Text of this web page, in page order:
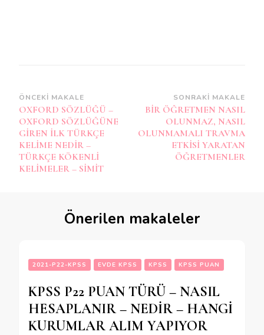
Yazı
dolaşımı
ÖNCEKI MAKALE
OXFORD SÖZLÜĞÜ –
OXFORD SÖZLÜĞÜNE
GİREN İLK TÜRKÇE
KELİME NEDİR –
TÜRKÇE KÖKENLİ
KELİMELER – SİMİT
SONRAKI MAKALE
BİR ÖĞRETMEN NASIL
OLUNMAZ, NASIL
OLUNMAMALI TRAVMA
ETKİSİ YARATAN
ÖĞRETMENLER
Önerilen makaleler
2021-P22-KPSS EVDE KPSS KPSS KPSS PUAN
KPSS P22 PUAN TÜRÜ – NASIL
HESAPLANIR – NEDİR – HANGİ
KURUMLAR ALIM YAPIYOR